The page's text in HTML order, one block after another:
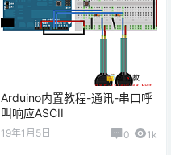
Arduino内置教程-通讯-串口呼
叫响应ASCII
19年1月5日 0 1k